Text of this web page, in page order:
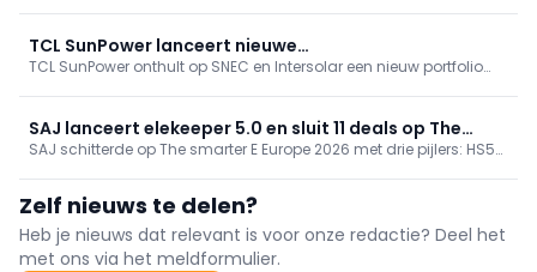
op 40 bestaande punten. Opening met testritten, Cybertruck, dj en
foodtruck.
TCL SunPower lanceert nieuwe
back‑contacttechnologie op SNEC & Intersolar
TCL SunPower onthult op SNEC en Intersolar een nieuw portfolio
panelen en batterijopslag) lanceert het geïntegreerde,
schaalbare energiesystemen met AI‑energiebeheer om
elektrificatie te versnellen.
SAJ lanceert elekeeper 5.0 en sluit 11 deals op The
smarter E Europe 2026
SAJ schitterde op The smarter E Europe 2026 met drie pijlers: HS5
5.0 (lanceert 27/6). Er werden 11 Europese partnerschappen
getekend, o.a. met CEBEO.
Zelf nieuws te delen?
Heb je nieuws dat relevant is voor onze redactie? Deel het
met ons via het meldformulier.